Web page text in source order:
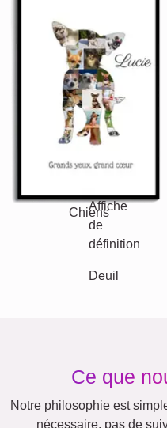
Autres
Vacances
Events
Saisonnier